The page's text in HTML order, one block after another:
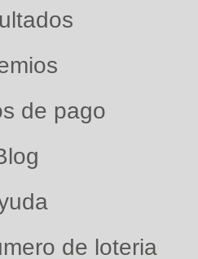
de pago
de loteria